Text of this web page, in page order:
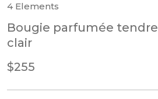
4 Elements
Bougie parfumée
clair
$255